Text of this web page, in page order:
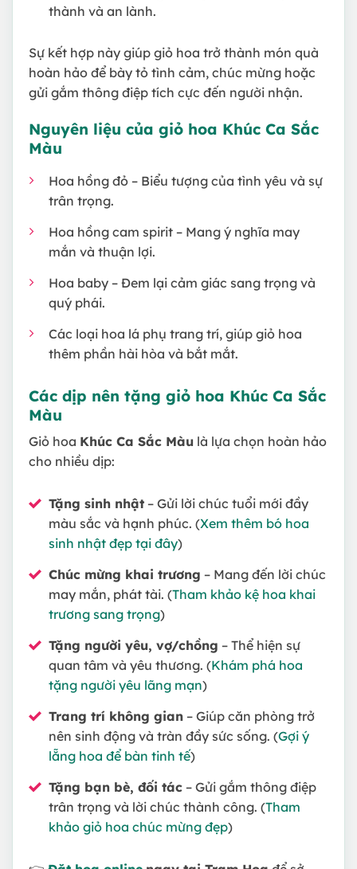
thành và an lành.
Sự kết hợp này giúp giỏ hoa trở thành món quà
hoàn hảo để bày tỏ tình cảm, chúc mừng hoặc
gửi gắm thông điệp tích cực đến người nhận.
Nguyên liệu của giỏ hoa Khúc Ca Sắc
Màu
Hoa hồng đỏ – Biểu tượng của tình yêu và sự
trân trọng.
Hoa hồng cam spirit – Mang ý nghĩa may
mắn và thuận lợi.
Hoa baby – Đem lại cảm giác sang trọng và
quý phái.
Các loại hoa lá phụ trang trí, giúp giỏ hoa
thêm phần hài hòa và bắt mắt.
Các dịp nên tặng giỏ hoa Khúc Ca Sắc
Màu
Giỏ hoa Khúc Ca Sắc Màu là lựa chọn hoàn hảo
cho nhiều dịp:
Tặng sinh nhật – Gửi lời chúc tuổi mới đầy
màu sắc và hạnh phúc. (Xem thêm bó hoa
sinh nhật đẹp tại đây)
Chúc mừng khai trương – Mang đến lời chúc
may mắn, phát tài. (Tham khảo kệ hoa khai
trương sang trọng)
Tặng người yêu, vợ/chồng – Thể hiện sự
quan tâm và yêu thương. (Khám phá hoa
tặng người yêu lãng mạn)
Trang trí không gian – Giúp căn phòng trở
nên sinh động và tràn đầy sức sống. (Gợi ý
lẵng hoa để bàn tinh tế)
Tặng bạn bè, đối tác – Gửi gắm thông điệp
trân trọng và lời chúc thành công. (Tham
khảo giỏ hoa chúc mừng đẹp)